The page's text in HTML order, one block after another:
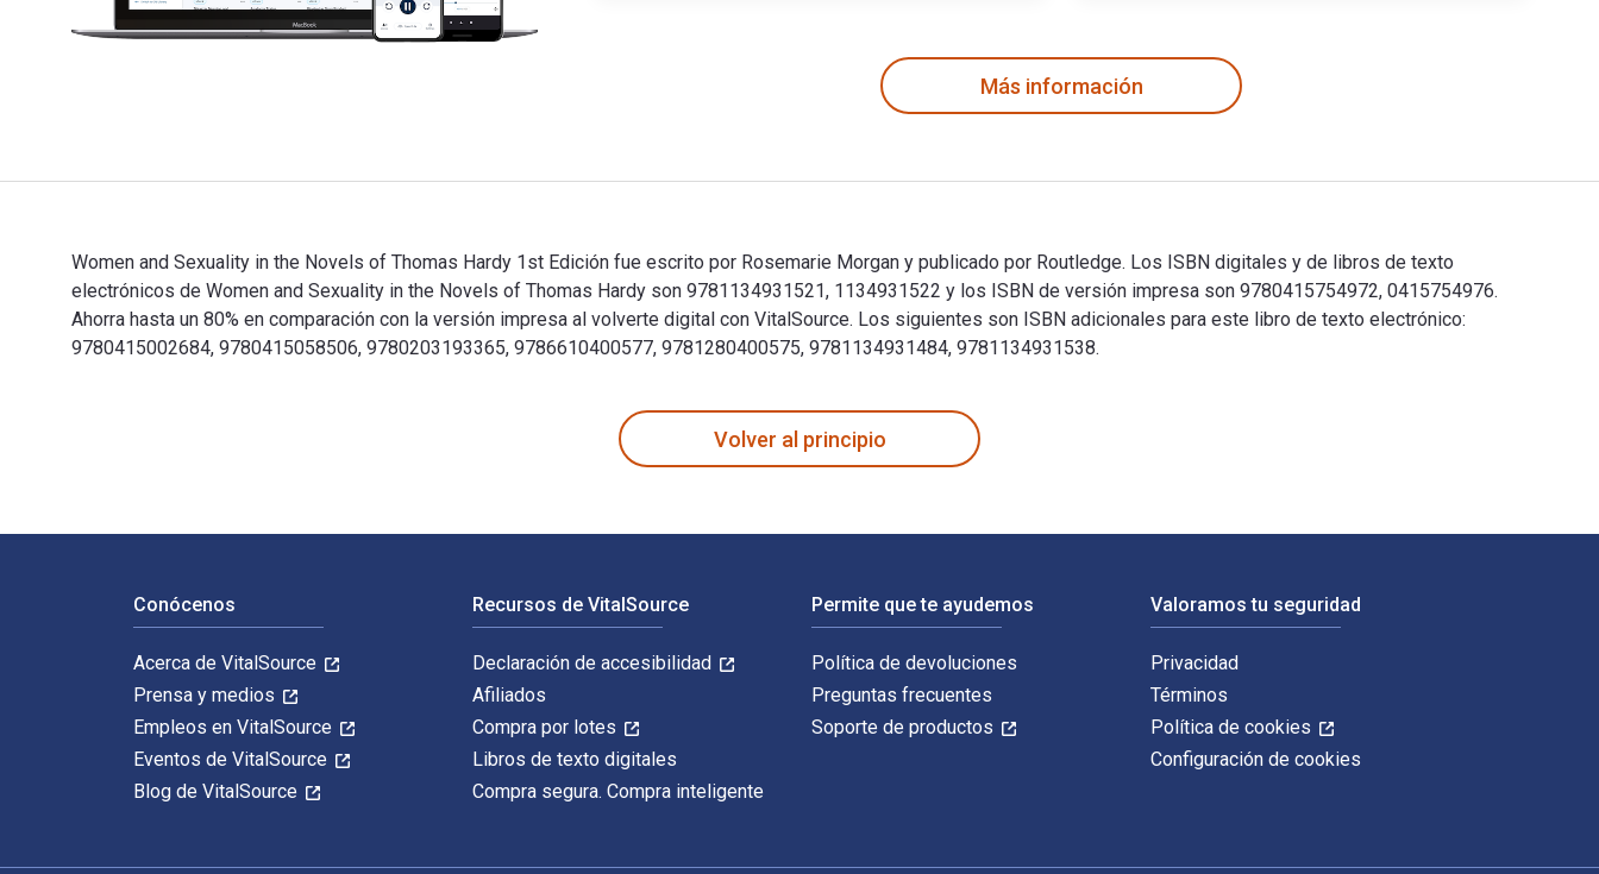
Más información
Women and Sexuality in the Novels of Thomas Hardy 1st Edición fue escrito por Rosemarie Morgan y publicado por Routledge. Los ISBN digitales y de libros de texto
electrónicos de Women and Sexuality in the Novels of Thomas Hardy son 9781134931521, 1134931522 y los ISBN de versión impresa son 9780415754972, 0415754976.
Ahorra hasta un 80% en comparación con la versión impresa al volverte digital con VitalSource. Los siguientes son ISBN adicionales para este libro de texto electrónico:
9780415002684, 9780415058506, 9780203193365, 9786610400577, 9781280400575, 9781134931484, 9781134931538.
Volver al principio
Conócenos
Acerca de VitalSource
Prensa y medios
Empleos en VitalSource
Eventos de VitalSource
Blog de VitalSource
Recursos de VitalSource
Declaración de accesibilidad
Afiliados
Compra por lotes
Libros de texto digitales
Compra segura. Compra inteligente
Permite que te ayudemos
Política de devoluciones
Preguntas frecuentes
Soporte de productos
Valoramos tu seguridad
Privacidad
Términos
Política de cookies
Configuración de cookies